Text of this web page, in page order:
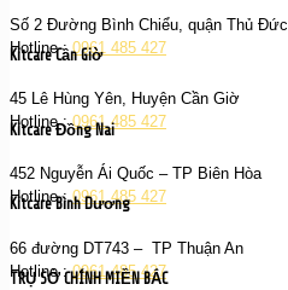
Số 2 Đường Bình Chiểu, quận Thủ Đức
Hotline :0961 485 427
Kitcare Cần Giờ
45 Lê Hùng Yên, Huyện Cần Giờ
Hotline :0961 485 427
Kitcare Đồng Nai
452 Nguyễn Ái Quốc – TP Biên Hòa
Hotline :0961 485 427
Kitcare Bình Dương
66 đường DT743 – TP Thuận An
Hotline :0961 485 427
TRỤ SỞ CHÍNH MIỀN BẮC